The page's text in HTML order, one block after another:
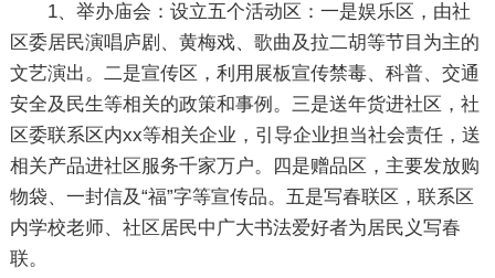
1、举办庙会：设立五个活动区：一是娱乐区，由社
区委居民演唱庐剧、黄梅戏、歌曲及拉二胡等节目为主的
文艺演出。二是宣传区，利用展板宣传禁毒、科普、交通
安全及民生等相关的政策和事例。三是送年货进社区，社
区委联系区内xx等相关企业，引导企业担当社会责任，送
相关产品进社区服务千家万户。四是赠品区，主要发放购
物袋、一封信及“福”字等宣传品。五是写春联区，联系区
内学校老师、社区居民中广大书法爱好者为居民义写春
联。